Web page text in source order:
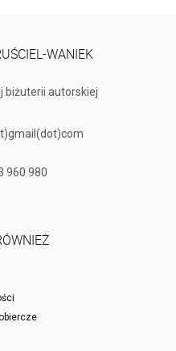
WANIEK
biżuterii autorskiej
960 980